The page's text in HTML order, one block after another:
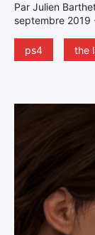
Par Julien
septembre 2019
ps4 the